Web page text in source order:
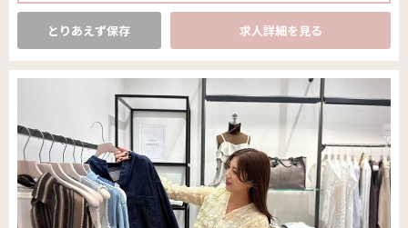
とりあえず保存 求人詳細を見る